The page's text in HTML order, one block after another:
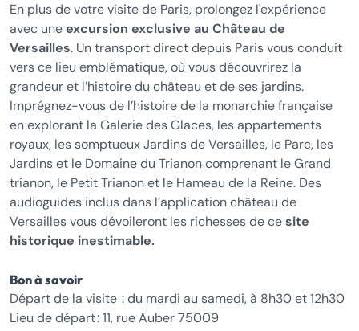
En plus de votre visite de Paris, prolongez l'expérience
avec uneexcursion exclusive au Château de
Versailles. Un transport direct depuis Paris vous conduit
vers ce lieu emblématique, où vous découvrirez la
grandeur et l’histoire du château et de ses jardins.
Imprégnez-vous de l’histoire de la monarchie française
en explorant la Galerie des Glaces, les appartements
royaux, les somptueux Jardins de Versailles, le Parc, les
Jardins et le Domaine du Trianon comprenant le Grand
trianon, le Petit Trianon et le Hameau de la Reine. Des
audioguides inclus dans l’application château de
Versailles vous dévoileront les richesses de cesite
historique inestimable.
Bon à savoir
Départ de la visite : du mardi au samedi, à 8h30 et 12h30
Lieu de départ : 11, rue Auber 75009